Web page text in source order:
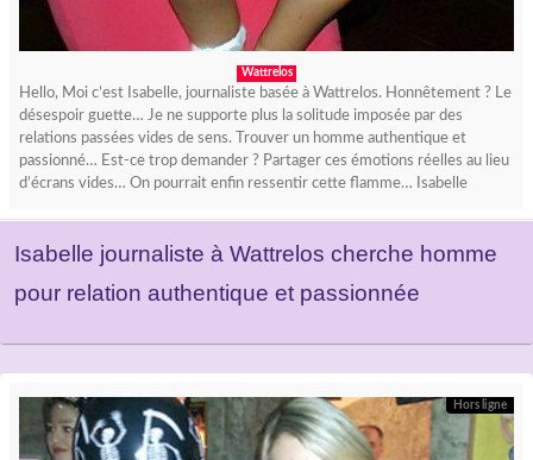
Wattrelos
Hello, Moi c’est Isabelle, journaliste basée à Wattrelos. Honnêtement ? Le
désespoir guette… Je ne supporte plus la solitude imposée par des
relations passées vides de sens. Trouver un homme authentique et
passionné… Est-ce trop demander ? Partager ces émotions réelles au lieu
d’écrans vides… On pourrait enfin ressentir cette flamme… Isabelle
Isabelle journaliste à Wattrelos cherche homme
pour relation authentique et passionnée
Hors ligne